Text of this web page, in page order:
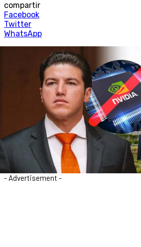
compartir
Facebook
Twitter
WhatsApp
- Advertisement -